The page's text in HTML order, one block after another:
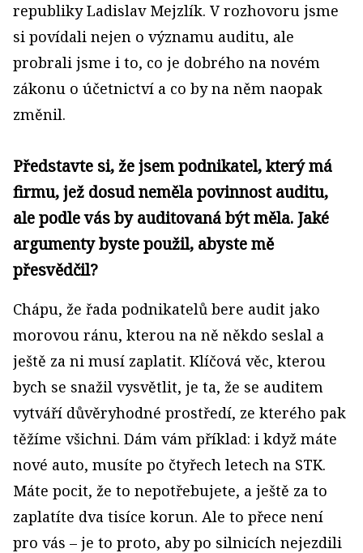
republiky Ladislav Mejzlík. V rozhovoru jsme
si povídali nejen o významu auditu, ale
probrali jsme i to, co je dobrého na novém
zákonu o účetnictví a co by na něm naopak
změnil.
Představte si, že jsem podnikatel, který má
firmu, jež dosud neměla povinnost auditu,
ale podle vás by auditovaná být měla. Jaké
argumenty byste použil, abyste mě
přesvědčil?
Chápu, že řada podnikatelů bere audit jako
morovou ránu, kterou na ně někdo seslal a
ještě za ni musí zaplatit. Klíčová věc, kterou
bych se snažil vysvětlit, je ta, že se auditem
vytváří důvěryhodné prostředí, ze kterého pak
těžíme všichni. Dám vám příklad: i když máte
nové auto, musíte po čtyřech letech na STK.
Máte pocit, že to nepotřebujete, a ještě za to
zaplatíte dva tisíce korun. Ale to přece není
pro vás – je to proto, aby po silnicích nejezdili